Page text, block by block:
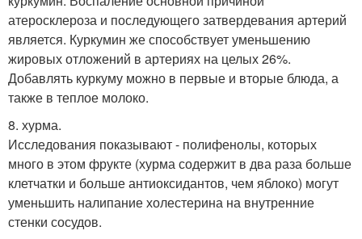
атеросклероза и последующего затвердевания артерий
является. Куркумин же способствует уменьшению
жировых отложений в артериях на целых 26%.
Добавлять куркуму можно в первые и вторые блюда, а
также в теплое молоко.
8. хурма.
Исследования показывают - полифенолы, которых
много в этом фрукте (хурма содержит в два раза больше
клетчатки и больше антиоксидантов, чем яблоко) могут
уменьшить налипание холестерина на внутренние
стенки сосудов.